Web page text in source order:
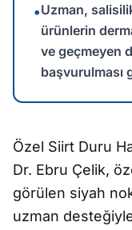
•Uzman,
ürünlerin
ve geçmeyen
başvurulması
Özel Siirt Duru
Dr. Ebru Çelik,
görülen siyah
uzman